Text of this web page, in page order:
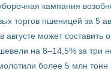
кампания
торгов пшеницей за 5
может составить
на 8–14,5% за три
более 5 млн тонн